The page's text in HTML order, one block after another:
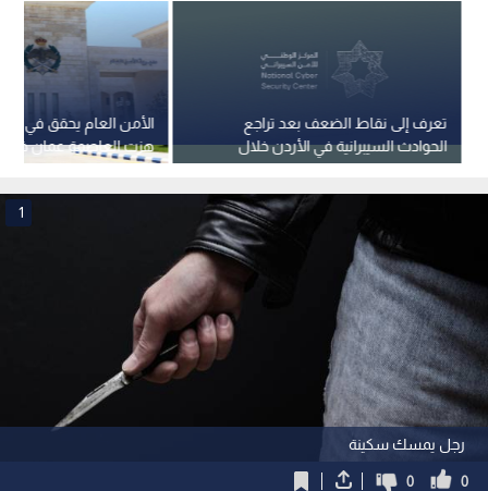
هزت العاصمة عمان
تعرف إلى نقاط الضعف بعد تراجع
الحوادث السيبرانية في الأردن خلال
الربع الأول من العام
رجل يمسك سكينة
1
0
0